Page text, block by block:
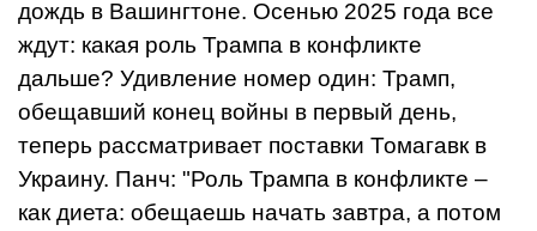
дождь в Вашингтоне. Осенью 2025 года все
ждут: какая роль Трампа в конфликте
дальше? Удивление номер один: Трамп,
обещавший конец войны в первый день,
теперь рассматривает поставки Томагавк в
Украину. Панч: "Роль Трампа в конфликте –
как диета: обещаешь начать завтра, а потом